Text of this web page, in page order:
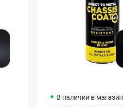
В наличии в